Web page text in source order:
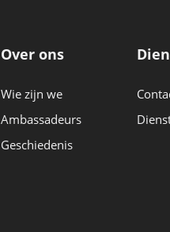
Over ons
Wie zijn we
Ambassadeurs
Geschiedenis